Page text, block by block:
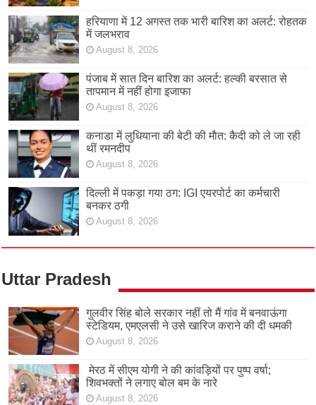
हरियाणा में 12 अगस्त तक भारी बारिश का अलर्ट: रोहतक
में जलभराव
August 8, 2026
पंजाब में सात दिन बारिश का अलर्ट: हल्की बरसात से
तापमान में नहीं होगा इजाफा
August 8, 2026
कनाडा में लुधियाना की बेटी की माैत: कैदी को ले जा रही
थीं रमनदीप
August 8, 2026
दिल्ली में पकड़ा गया ठग: IGI एयरपोर्ट का कर्मचारी
बनकर ठगी
August 8, 2026
Uttar Pradesh
गुलवीर सिंह बोले सरकार नहीं तो मैं गांव में बनवाऊंगा
स्टेडियम, एमएलसी ने उसे खारिज कराने की दी धमकी
August 8, 2026
मेरठ में सीएम योगी ने की कांवड़ियों पर पुष्प वर्षा;
शिवभक्तों ने लगाए बोल बम के नारे
August 8, 2026